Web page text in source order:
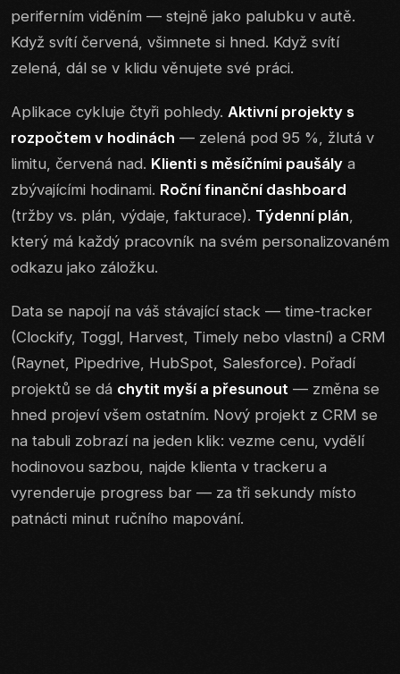
periferním viděním — stejně jako palubku v autě.
Když svítí červená, všimnete si hned. Když svítí
zelená, dál se v klidu věnujete své práci.
Aplikace cykluje čtyři pohledy. Aktivní projekty s
rozpočtem v hodinách — zelená pod 95 %, žlutá v
limitu, červená nad. Klienti s měsíčními paušály a
zbývajícími hodinami. Roční finanční dashboard
(tržby vs. plán, výdaje, fakturace). Týdenní plán
který má každý pracovník na svém personalizovaném
odkazu jako záložku.
Data se napojí na váš stávající stack — time-tracker
(Clockify, Toggl, Harvest, Timely nebo vlastní) a CRM
(Raynet, Pipedrive, HubSpot, Salesforce). Pořadí
projektů se dá chytit myší a přesunout — změna se
hned projeví všem ostatním. Nový projekt z CRM se
na tabuli zobrazí na jeden klik: vezme cenu, vydělí
hodinovou sazbou, najde klienta v trackeru a
vyrenderuje progress bar — za tři sekundy místo
patnácti minut ručního mapování.